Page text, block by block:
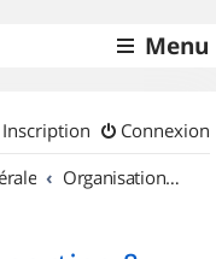
Menu
Connexion
Inscription
Organisation de sorties & Recherche de partenaires